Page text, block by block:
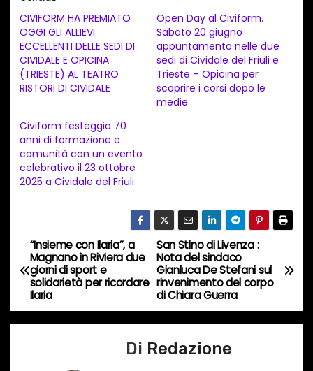
a
m
e
n
o
i
n
c
s
o
…
CIVIFORM HA PREMIATO
OGGI GLI ALLIEVI
ECCELLENTI DELLE SEDI DI
CIVIDALE E OPICINA
(TRIESTE) AL TEATRO
RISTORI DI CIVIDALE
Open Day al Civiform.
Sabato 20 giugno
appuntamento nelle due
sedi di Cividale del Friuli e
Trieste – Opicina per
scoprire i corsi dopo le
medie
Civiform festeggia 70
anni di formazione e
comunità con un evento
celebrativo il 23 ottobre
2025 a Cividale del Friuli
N
a
v
San Stino di Livenza :
Nota del sindaco
Gianluca De Stefani sul
rinvenimento del corpo
di Chiara Guerra
“Insieme con Ilaria”, a
Magnano in Riviera due
giorni di sport e
solidarietà per ricordare
Ilaria
Di Redazione